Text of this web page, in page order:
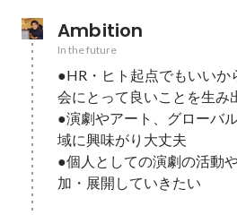
Ambition
In the future
●HR・ヒト起点でもいいか
会にとって良いことを生み
●演劇やアート、グローバ
域に興味がり大丈夫
●個人としての演劇の活動
加・展開していきたい